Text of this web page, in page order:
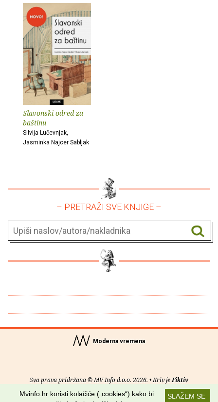
Slavonski odred za
baštinu
Silvija Lučevnjak,
Jasminka Najcer Sabljak
– PRETRAŽI SVE KNJIGE –
Moderna vremena
Sva prava pridržana © MV Info d.o.o. 2026. • Kriv jeFiktiv
Uvjeti korištenja RSS kanaliSLAŽEM SE
Mvinfo.hr koristi kolačiće („cookies“) kako bi